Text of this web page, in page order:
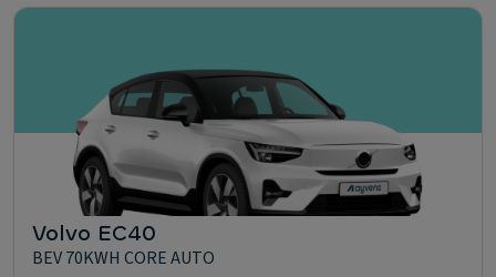
Volvo EC40
BEV 70KWH CORE AUTO